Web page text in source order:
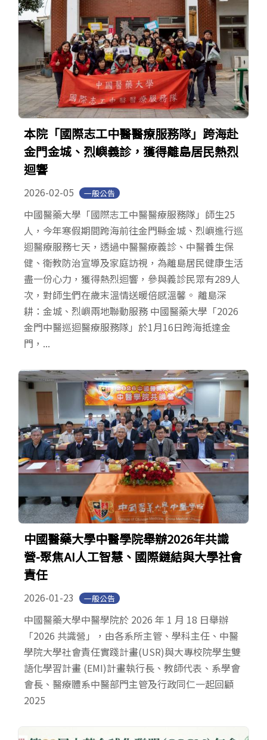
本院「國際志工中醫醫療服務隊」跨海赴
金門金城、烈嶼義診，獲得離島居民熱烈
迴響
2026-02-05 一般公告
中國醫藥大學「國際志工中醫醫療服務隊」師生25
人，今年寒假期間跨海前往金門縣金城、烈嶼進行巡
迴醫療服務七天，透過中醫醫療義診、中醫養生保
健、衛教防治宣導及家庭訪視，為離島居民健康生活
盡一份心力，獲得熱烈迴響，參與義診民眾有289人
次，對師生們在歲末溫情送暖倍感溫馨。 離島深
耕：金城、烈嶼兩地聯動服務 中國醫藥大學「2026
金門中醫巡迴醫療服務隊」於1月16日跨海抵達金
門，...
中國醫藥大學中醫學院舉辦2026年共識
營-聚焦AI人工智慧、國際鏈結與大學社會
責任
2026-01-23 一般公告
中國醫藥大學中醫學院於 2026 年 1 月 18 日舉辦
「2026 共識營」，由各系所主管、學科主任、中醫
學院大學社會責任實踐計畫(USR)與大專校院學生雙
語化學習計畫 (EMI)計畫執行長、教師代表、系學會
會長、醫療體系中醫部門主管及行政同仁一起回顧
2025